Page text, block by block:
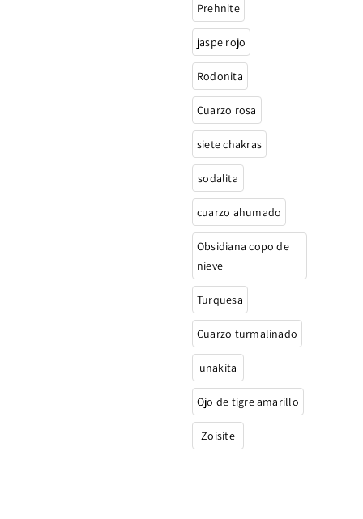
Prehnite
jaspe rojo
Rodonita
Cuarzo rosa
siete chakras
sodalita
cuarzo ahumado
Obsidiana copo de
nieve
Turquesa
Cuarzo turmalinado
unakita
Ojo de tigre amarillo
Zoisite